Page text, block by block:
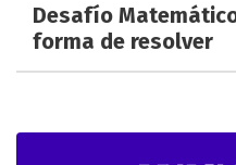
Desafío
forma de resolver